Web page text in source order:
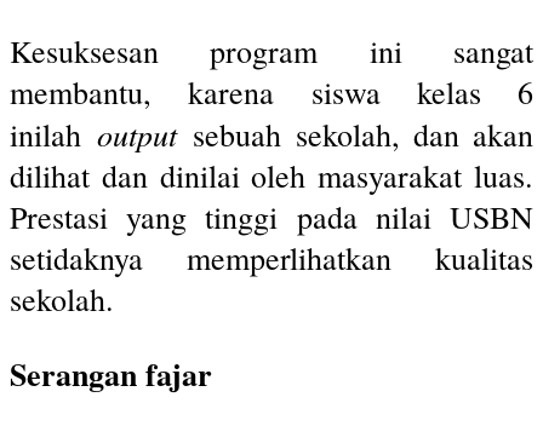
Kesuksesan program ini sangat
membantu, karena siswa kelas 6
inilahoutputsebuah sekolah, dan akan
dilihat dan dinilai oleh masyarakat luas.
Prestasi yang tinggi pada nilai USBN
setidaknya memperlihatkan kualitas
sekolah.
Serangan fajar